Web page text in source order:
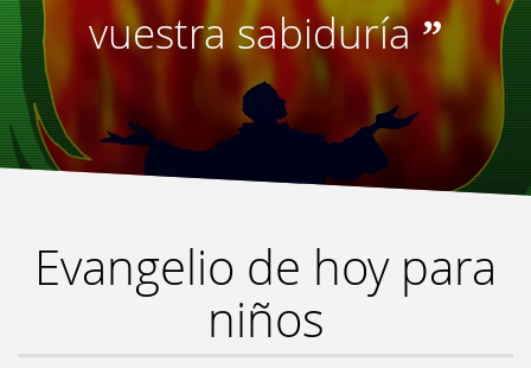
vuestra sabiduría”
Evangelio de hoy para
niños